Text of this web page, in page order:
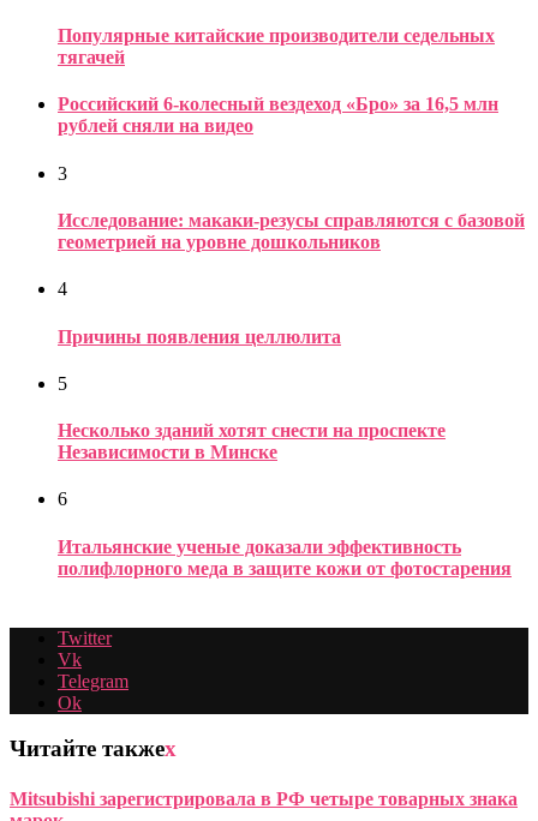
Популярные китайские производители седельных
тягачей
Российский 6-колесный вездеход «Бро» за 16,5 млн
рублей сняли на видео
3
Исследование: макаки-резусы справляются с базовой
геометрией на уровне дошкольников
4
Причины появления целлюлита
5
Несколько зданий хотят снести на проспекте
Независимости в Минске
6
Итальянские ученые доказали эффективность
полифлорного меда в защите кожи от фотостарения
Twitter
Vk
Telegram
Ok
Читайте такжеx
Mitsubishi зарегистрировала в РФ четыре товарных знака